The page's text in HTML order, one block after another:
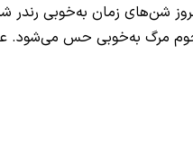
دوباره وارد سیاه‌چال شوید! یعنی جایی که داستان 25 سال پیش آغاز شده. امروز
مرگ به‌خوبی حس می‌شود.